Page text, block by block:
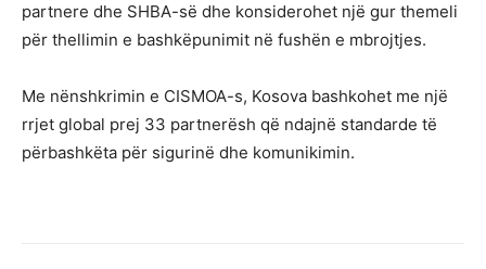
partnere dhe SHBA-së dhe konsiderohet një gur themeli
për thellimin e bashkëpunimit në fushën e mbrojtjes.
Me nënshkrimin e CISMOA-s, Kosova bashkohet me një
rrjet global prej 33 partnerësh që ndajnë standarde të
përbashkëta për sigurinë dhe komunikimin.